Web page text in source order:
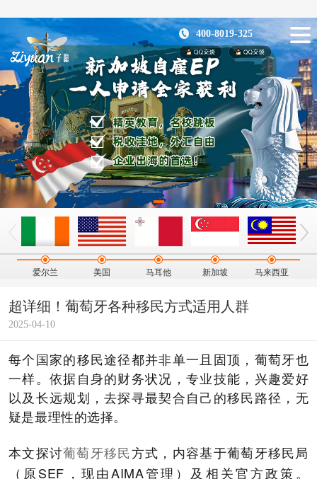
400-8019-325
爱尔兰 美国 马耳他 新加坡 马来西亚
超详细！葡萄牙各种移民方式适用人群
2025-04-10
每个国家的移民途径都并非单一且固顶，葡萄牙也
一样。依据自身的财务状况，专业技能，兴趣爱好
以及长远规划，去探寻最契合自己的移民路径，无
疑是最理性的选择。
本文探讨葡萄牙移民方式，内容基于葡萄牙移民局
（原SEF，现由AIMA管理）及相关官方政策。